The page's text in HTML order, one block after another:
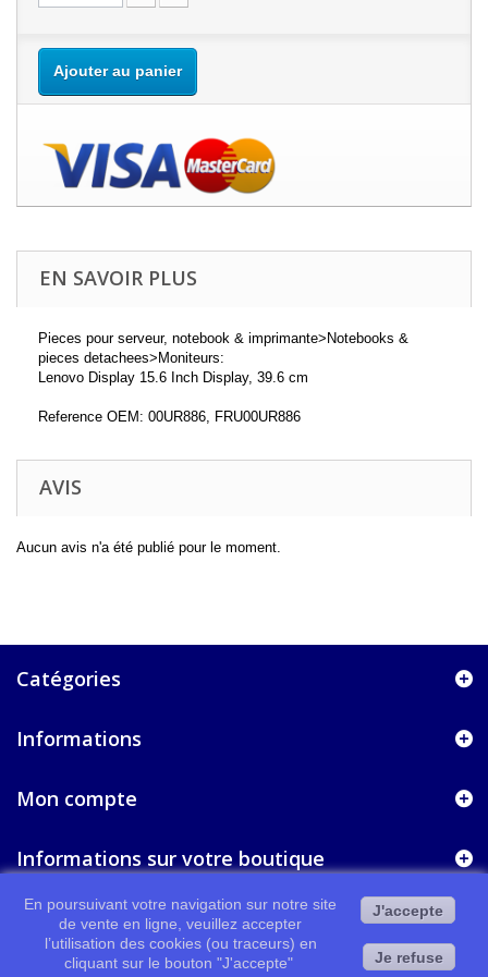
Ajouter au panier
EN SAVOIR PLUS
Pieces pour serveur, notebook & imprimante>Notebooks &
pieces detachees>Moniteurs:
Lenovo Display 15.6 Inch Display, 39.6 cm
Reference OEM: 00UR886, FRU00UR886
AVIS
Aucun avis n'a été publié pour le moment.
Catégories
Informations
Mon compte
Informations sur votre boutique
En poursuivant votre navigation sur notre site
de vente en ligne, veuillez accepter
l’utilisation des cookies (ou traceurs) en
cliquant sur le bouton "J'accepte"
J'accepte
Je refuse